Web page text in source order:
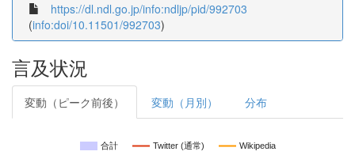
https://dl.ndl.go.jp/info:ndljp/pid/992703
(info:doi/10.11501/992703)
言及状況
変動（ピーク前後） 変動（月別） 分布
合計 Twitter (通常) Wikipedia